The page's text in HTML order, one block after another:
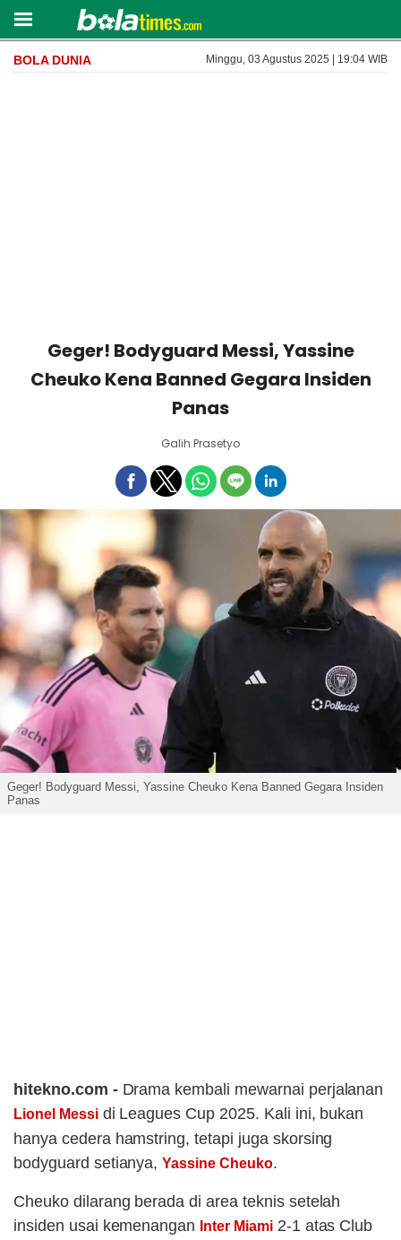
BOLA DUNIA Minggu, 03 Agustus 2025 | 19:04 WIB
Geger! Bodyguard Messi, Yassine
Cheuko Kena Banned Gegara Insiden
Panas
Galih Prasetyo
Geger! Bodyguard Messi, Yassine Cheuko Kena Banned Gegara Insiden
Panas
hitekno.com - Drama kembali mewarnai perjalanan
Lionel Messidi Leagues Cup 2025. Kali ini, bukan
hanya cedera hamstring, tetapi juga skorsing
bodyguard setianya,Yassine Cheuko.
Cheuko dilarang berada di area teknis setelah
insiden usai kemenangan
Inter Miami2-1 atas Club